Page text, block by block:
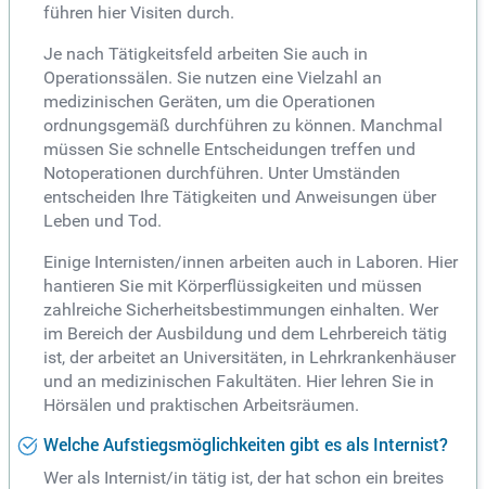
führen hier Visiten durch.
Je nach Tätigkeitsfeld arbeiten Sie auch in
Operationssälen. Sie nutzen eine Vielzahl an
medizinischen Geräten, um die Operationen
ordnungsgemäß durchführen zu können. Manchmal
müssen Sie schnelle Entscheidungen treffen und
Notoperationen durchführen. Unter Umständen
entscheiden Ihre Tätigkeiten und Anweisungen über
Leben und Tod.
Einige Internisten/innen arbeiten auch in Laboren. Hier
hantieren Sie mit Körperflüssigkeiten und müssen
zahlreiche Sicherheitsbestimmungen einhalten. Wer
im Bereich der Ausbildung und dem Lehrbereich tätig
ist, der arbeitet an Universitäten, in Lehrkrankenhäuser
und an medizinischen Fakultäten. Hier lehren Sie in
Hörsälen und praktischen Arbeitsräumen.
Welche Aufstiegsmöglichkeiten gibt es als Internist?
Wer als Internist/in tätig ist, der hat schon ein breites